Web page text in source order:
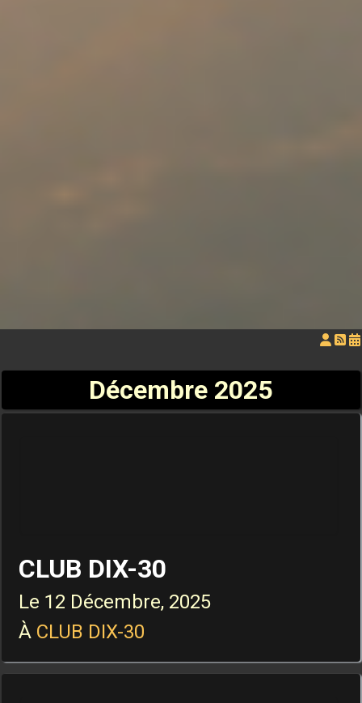
Décembre 2025
CLUB DIX-30
Le 12 Décembre, 2025
À CLUB DIX-30